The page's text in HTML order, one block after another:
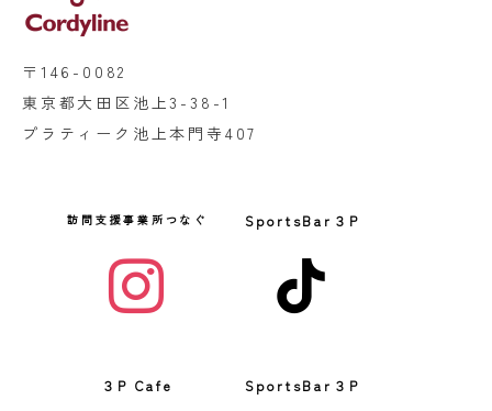
〒146-0082
東京都大田区池上3-38-1
プラティーク池上本門寺407